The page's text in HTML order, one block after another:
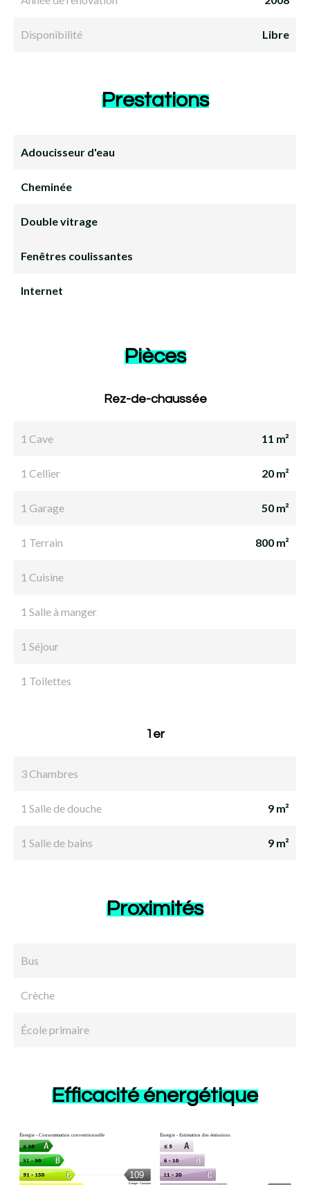
Disponibilité Libre
Prestations
Adoucisseur d'eau
Cheminée
Double vitrage
Fenêtres coulissantes
Internet
Pièces
Rez-de-chaussée
1 Cave 11 m²
1 Cellier 20 m²
1 Garage 50 m²
1 Terrain 800 m²
1 Cuisine
1 Salle à manger
1 Séjour
1 Toilettes
1er
3 Chambres
1 Salle de douche 9 m²
1 Salle de bains 9 m²
Proximités
Bus
Crèche
École primaire
Efficacité énergétique